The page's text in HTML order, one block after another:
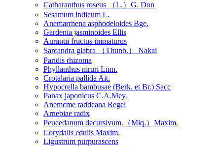
Catharanthus roseus （L.）G. Don
Sesamum indicum L.
Anemarrhena asphodeloides Bge.
Gardenia jasminoides Ellis
Aurantii fructus immaturus
Sarcandra glabra （Thunb.） Nakai
Paridis rhizoma
Phyllanthus niruri Linn.
Crotalaria pallida Ait.
Hypocrella bambusae (Berk. et Br.) Sacc
Panax japonicus C.A.Mey.
Anemcme raddeana Regel
Arnebiae radix
Peucedanum decursivum.（Miq.）Maxim.
Corydalis edulis Maxim.
Ligustrum purpurascens